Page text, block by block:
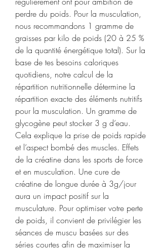
perdre du poids. Pour la musculation,
nous recommandons 1 gramme de
graisses par kilo de poids (20 à 25 %
de la quantité énergétique total). Sur la
base de tes besoins caloriques
quotidiens, notre calcul de la
répartition nutritionnelle détermine la
répartition exacte des éléments nutritifs
pour la musculation. Un gramme de
glycogène peut stocker 3 g d’eau.
Cela explique la prise de poids rapide
et l’aspect bombé des muscles. Effets
de la créatine dans les sports de force
et en musculation. Une cure de
créatine de longue durée à 3g/jour
aura un impact positif sur la
musculature. Pour optimiser votre perte
de poids, il convient de privilégier les
séances de muscu basées sur des
séries courtes afin de maximiser la